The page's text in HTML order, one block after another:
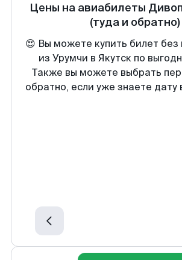
Цены на авиабилеты
(туда и обратно)
😍 Вы можете купить билет без
из Урумчи в Якутск по
Также вы можете выбрать
обратно, если уже знаете